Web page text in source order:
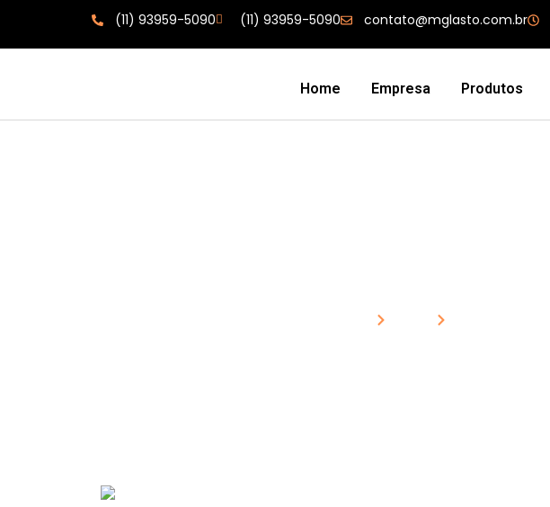
(11) 93959-5090 (11) 93959-5090 contato@mglasto.com.br
Home Empresa Produtos